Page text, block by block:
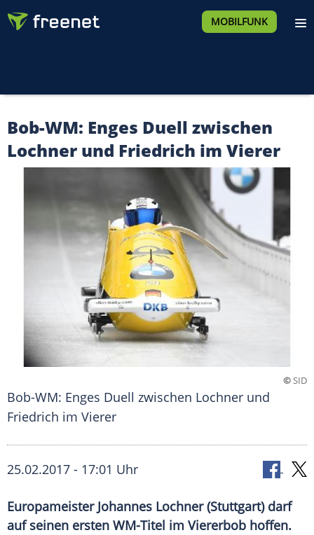
MOBILFUNK
Bob-WM: Enges Duell zwischen
Lochner und Friedrich im Vierer
©SID
Bob-WM: Enges Duell zwischen Lochner und
Friedrich im Vierer
25.02.2017 - 17:01 Uhr
Europameister Johannes Lochner (Stuttgart) darf
auf seinen ersten WM-Titel im Viererbob hoffen.